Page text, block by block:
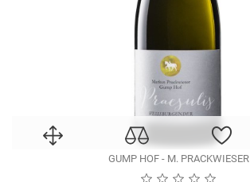
GUMP HOF - M. PRACKWIESER